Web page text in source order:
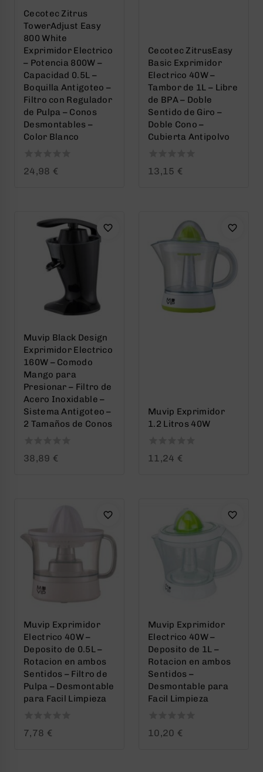
Cecotec Zitrus
TowerAdjust Easy
800 White
Exprimidor Electrico
– Potencia 800W –
Capacidad 0.5L –
Boquilla Antigoteo –
Filtro con Regulador
de Pulpa – Conos
Desmontables –
Color Blanco
0
24,98 €
Cecotec ZitrusEasy
Basic Exprimidor
Electrico 40W –
Tambor de 1L – Libre
de BPA – Doble
Sentido de Giro –
Doble Cono –
Cubierta Antipolvo
013,15 €
Muvip Black Design
Exprimidor Electrico
160W – Comodo
Mango para
Presionar – Filtro de
Acero Inoxidable –
Sistema Antigoteo –
2 Tamaños de Conos
0
38,89 €
Muvip Exprimidor
1.2 Litros 40W
011,24 €
Muvip Exprimidor
Electrico 40W –
Deposito de 0.5L –
Rotacion en ambos
Sentidos – Filtro de
Pulpa – Desmontable
para Facil Limpieza
0
7,78 €
Muvip Exprimidor
Electrico 40W –
Deposito de 1L –
Rotacion en ambos
Sentidos –
Desmontable para
Facil Limpieza
010,20 €